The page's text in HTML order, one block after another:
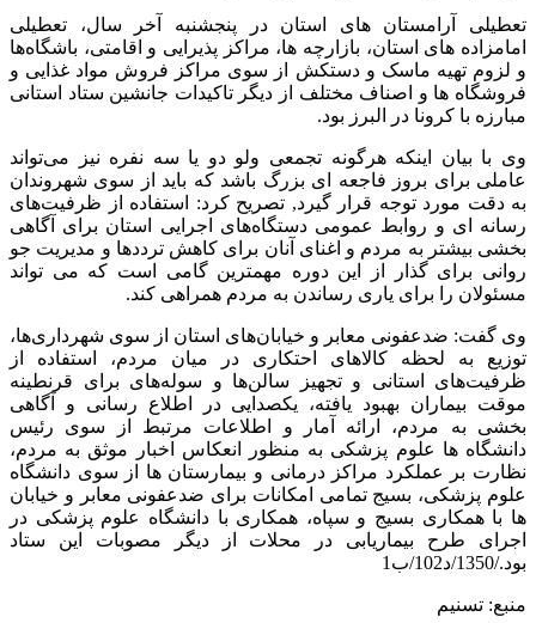
تعطیلی آرامستان های استان در پنجشنبه آخر سال، تعطیلی
امامزاده های استان، بازارچه ها، مراکز پذیرایی و اقامتی، باشگاه‌ها
و لزوم تهیه ماسک و دستکش از سوی مراکز فروش مواد غذایی و
فروشگاه ها و اصناف مختلف از دیگر تاکیدات جانشین ستاد استانی
مبارزه با کرونا در البرز بود.
وی با بیان اینکه هرگونه تجمعی ولو دو یا سه نفره نیز می‌تواند
عاملی برای بروز فاجعه ای بزرگ باشد که باید از سوی شهروندان
به دقت مورد توجه قرار گیرد, تصریح کرد: استفاده از ظرفیت‌های
رسانه ای و روابط عمومی دستگاه‌های اجرایی استان برای آگاهی
بخشی بیشتر به مردم و اغنای آنان برای کاهش ترددها و مدیریت جو
روانی برای گذار از این دوره مهمترین گامی است که می تواند
مسئولان را برای یاری رساندن به مردم همراهی کند.
وی گفت: ضدعفونی معابر و خیابان‌های استان از سوی شهرداری‌ها،
توزیع به لحظه کالاهای احتکاری در میان مردم، استفاده از
ظرفیت‌های استانی و تجهیز سالن‌ها و سوله‌های برای قرنطینه
موقت بیماران بهبود یافته، یکصدایی در اطلاع رسانی و آگاهی
بخشی به مردم، ارائه آمار و اطلاعات مرتبط از سوی رئیس
دانشگاه ها علوم پزشکی به منظور انعکاس اخبار موثق به مردم،
نظارت بر عملکرد مراکز درمانی و بیمارستان ها از سوی دانشگاه
علوم پزشکی، بسیج تمامی امکانات برای ضدعفونی معابر و خیابان
ها با همکاری بسیج و سپاه، همکاری با دانشگاه علوم پزشکی در
اجرای طرح بیماریابی در محلات از دیگر مصوبات این ستاد
بود./1350/د102/ب1
منبع: تسنیم